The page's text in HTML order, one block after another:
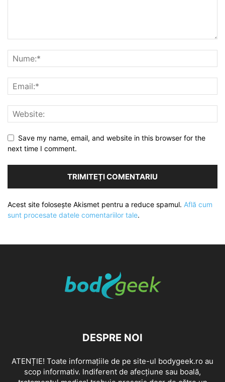
Save my name, email, and website in this browser for the
next time I comment.
Acest site folosește Akismet pentru a reduce spamul. Află cum
sunt procesate datele comentariilor tale.
DESPRE NOI
ATENȚIE! Toate informațiile de pe site-ul bodygeek.ro au
scop informativ. Indiferent de afecțiune sau boală,